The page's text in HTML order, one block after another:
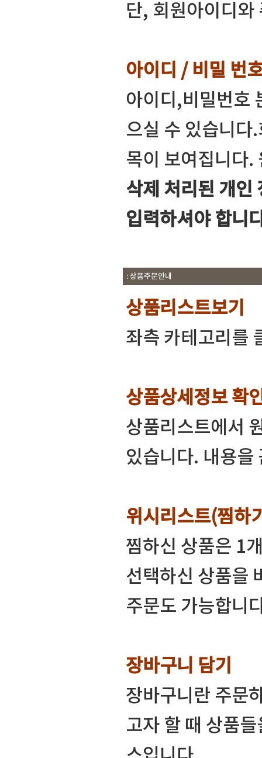
단, 회원아이디와
아이디 / 비밀 번
아이디,비밀번호
으실 수 있습니다
목이 보여집니다.
삭제 처리된 개인
입력하셔야 합니
: 상품주문안내
상품리스트보기
좌측 카테고리를
상품상세정보 확
상품리스트에서
있습니다. 내용을
위시리스트(찜하
찜하신 상품은 1
선택하신 상품을
주문도 가능합니
장바구니 담기
장바구니란 주문
고자 할 때 상품